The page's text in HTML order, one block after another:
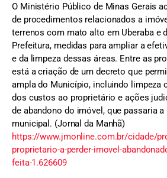
O Ministério Público de Minas Gerais
de procedimentos relacionados a
terrenos com mato alto em Uberaba e
Prefeitura, medidas para ampliar a
e da limpeza dessas áreas. Entre as
está a criação de um decreto que
ampla do Município, incluindo limpeza
dos custos ao proprietário e ações
de abandono do imóvel, que passaria
municipal. (Jornal da Manhã)
https://www.jmonline.com.br/cidade/
proprietario-a-perder-imovel-
feita-1.626609